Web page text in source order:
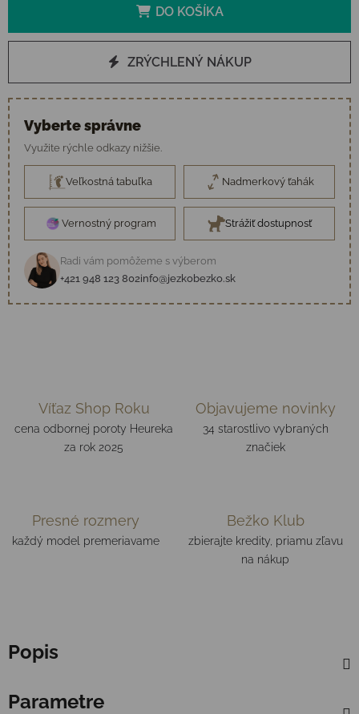
DO KOŠÍKA
ZRÝCHLENÝ NÁKUP
Vyberte správne
Využite rýchle odkazy nižšie.
Veľkostná tabuľka Nadmerkový ťahák
Vernostný program Strážiť dostupnosť
Radi vám pomôžeme s výberom
+421 948 123 802info@jezkobezko.sk
Víťaz Shop Roku
cena odbornej poroty Heureka
za rok 2025
Objavujeme novinky
34 starostlivo vybraných
značiek
Presné rozmery
každý model premeriavame
Bežko Klub
zbierajte kredity, priamu zľavu
na nákup
Popis
Parametre